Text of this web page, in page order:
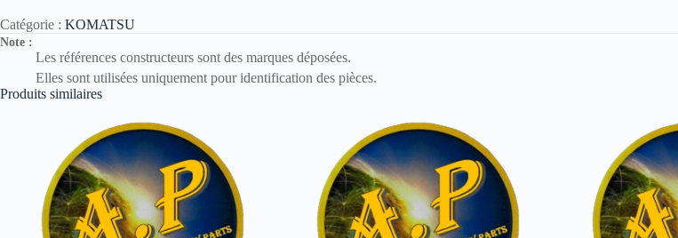
Catégorie : KOMATSU
Note :
Les références constructeurs sont des marques déposées.
Elles sont utilisées uniquement pour identification des pièces.
Produits similaires